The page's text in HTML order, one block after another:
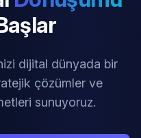
dijital dünyada bir
çözümler ve
sunuyoruz.